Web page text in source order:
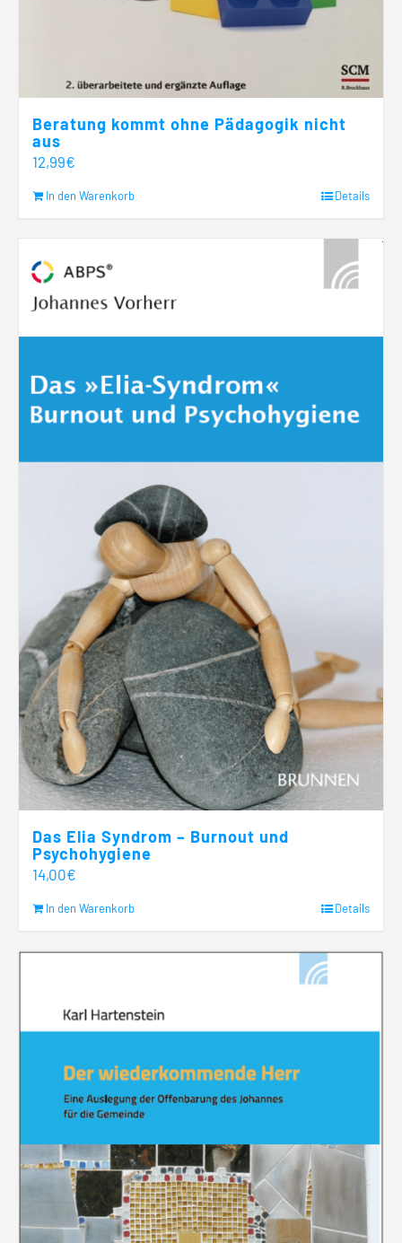
Beratung kommt ohne Pädagogik nicht
aus
12,99€
In den Warenkorb Details
Das Elia Syndrom – Burnout und
Psychohygiene
14,00€
In den Warenkorb Details